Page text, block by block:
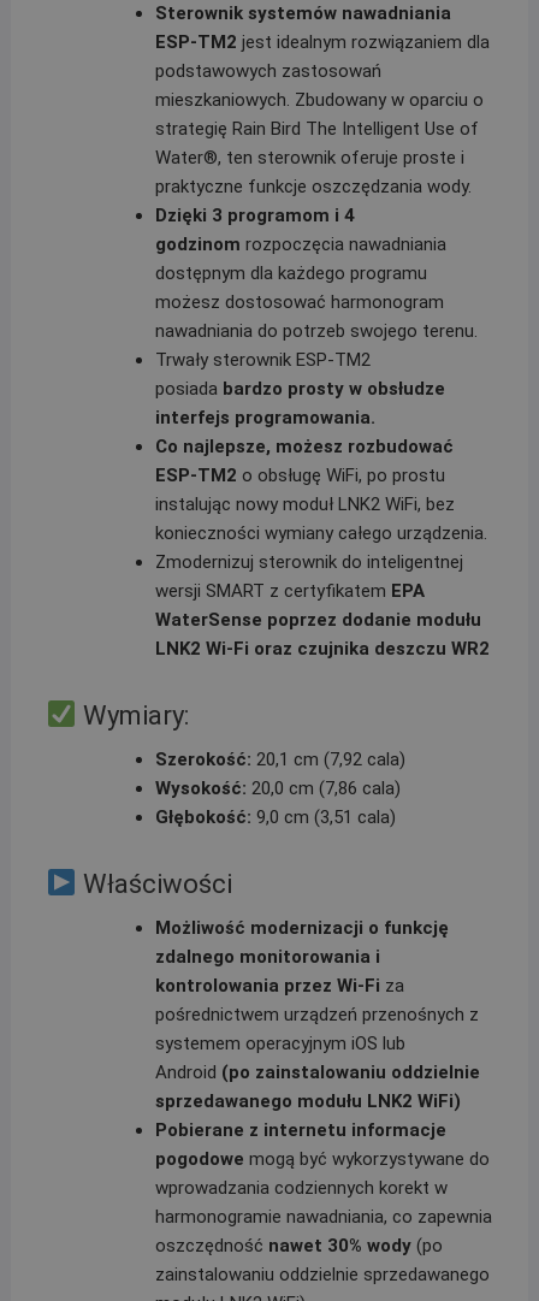
Sterownik systemów nawadniania
ESP-TM2 jest idealnym rozwiązaniem dla
podstawowych zastosowań
mieszkaniowych. Zbudowany w oparciu o
strategię Rain Bird The Intelligent Use of
Water®, ten sterownik oferuje proste i
praktyczne funkcje oszczędzania wody.
Dzięki 3 programom i 4
godzinom rozpoczęcia nawadniania
dostępnym dla każdego programu
możesz dostosować harmonogram
nawadniania do potrzeb swojego terenu.
Trwały sterownik ESP-TM2
posiada bardzo prosty w obsłudze
interfejs programowania.
Co najlepsze, możesz rozbudować
ESP-TM2 o obsługę WiFi, po prostu
instalując nowy moduł LNK2 WiFi, bez
konieczności wymiany całego urządzenia.
Zmodernizuj sterownik do inteligentnej
wersji SMART z certyfikatem EPA
WaterSense poprzez dodanie modułu
LNK2 Wi-Fi oraz czujnika deszczu WR2
Wymiary:
Szerokość: 20,1 cm (7,92 cala)
Wysokość: 20,0 cm (7,86 cala)
Głębokość: 9,0 cm (3,51 cala)
Właściwości
Możliwość modernizacji o funkcję
zdalnego monitorowania i
kontrolowania przez Wi-Fi za
pośrednictwem urządzeń przenośnych z
systemem operacyjnym iOS lub
Android (po zainstalowaniu oddzielnie
sprzedawanego modułu LNK2 WiFi)
Pobierane z internetu informacje
pogodowe mogą być wykorzystywane do
wprowadzania codziennych korekt w
harmonogramie nawadniania, co zapewnia
oszczędność nawet 30% wody(po
zainstalowaniu oddzielnie sprzedawanego